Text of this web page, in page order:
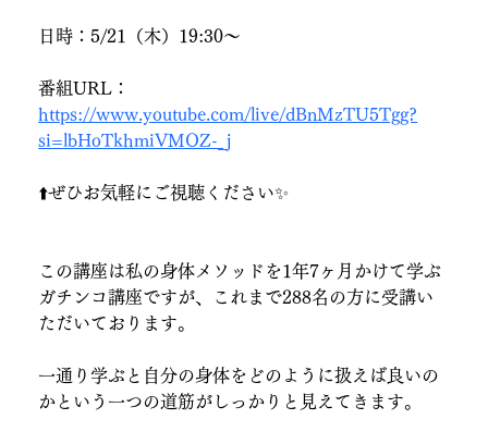
日時：5/21（木）19:30～
番組URL：
https://www.youtube.com/live/dBnMzTU5Tgg?
si=lbHoTkhmiVMOZ-_j
⬆️ぜひお気軽にご視聴ください✨
この講座は私の身体メソッドを1年7ヶ月かけて学ぶ
ガチンコ講座ですが、これまで288名の方に受講い
ただいております。
一通り学ぶと自分の身体をどのように扱えば良いの
かという一つの道筋がしっかりと見えてきます。